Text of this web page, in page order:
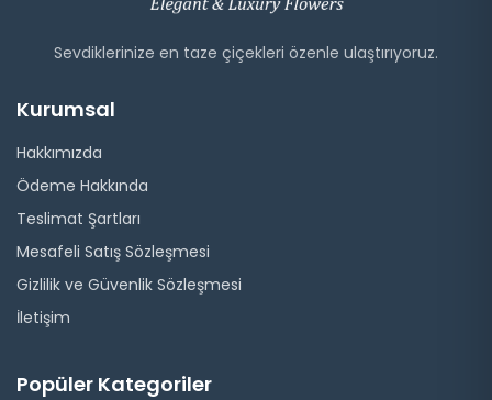
Sevdiklerinize en taze çiçekleri özenle ulaştırıyoruz.
Kurumsal
Hakkımızda
Ödeme Hakkında
Teslimat Şartları
Mesafeli Satış Sözleşmesi
Gizlilik ve Güvenlik Sözleşmesi
İletişim
Popüler Kategoriler